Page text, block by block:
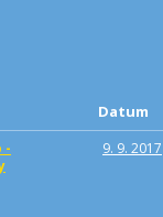
Datum
-
9. 9. 2017